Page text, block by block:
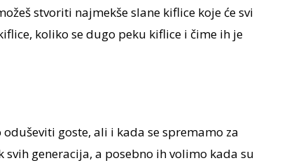
stvoriti najmekše slane kiflice koje će svi
koliko se dugo peku kiflice i čime ih je
goste, ali i kada se spremamo za
generacija, a posebno ih volimo kada su